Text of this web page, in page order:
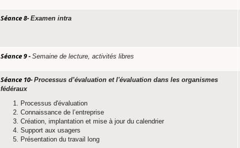
Séance 8- Examen intra
Séance 9 - Semaine de lecture, activités libres
Séance 10- Processus d’évaluation et l'évaluation dans les organismes
fédéraux
Processus d'évaluation
Connaissance de l’entreprise
Création, implantation et mise à jour du calendrier
Support aux usagers
Présentation du travail long